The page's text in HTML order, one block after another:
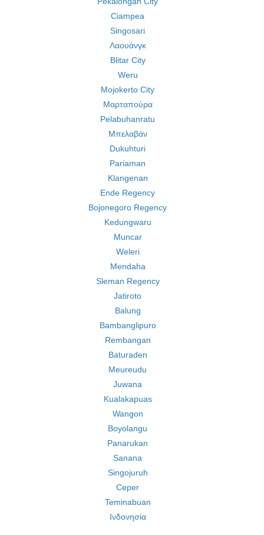
Ciampea
Singosari
Λαουάνγκ
Blitar City
Weru
Mojokerto City
Μαρταπούρα
Pelabuhanratu
Μπελαβάν
Dukuhturi
Pariaman
Klangenan
Ende Regency
Bojonegoro Regency
Kedungwaru
Muncar
Weleri
Mendaha
Sleman Regency
Jatiroto
Balung
Bambanglipuro
Rembangan
Baturaden
Meureudu
Juwana
Kualakapuas
Wangon
Boyolangu
Panarukan
Sanana
Singojuruh
Ceper
Teminabuan
Ινδονησία